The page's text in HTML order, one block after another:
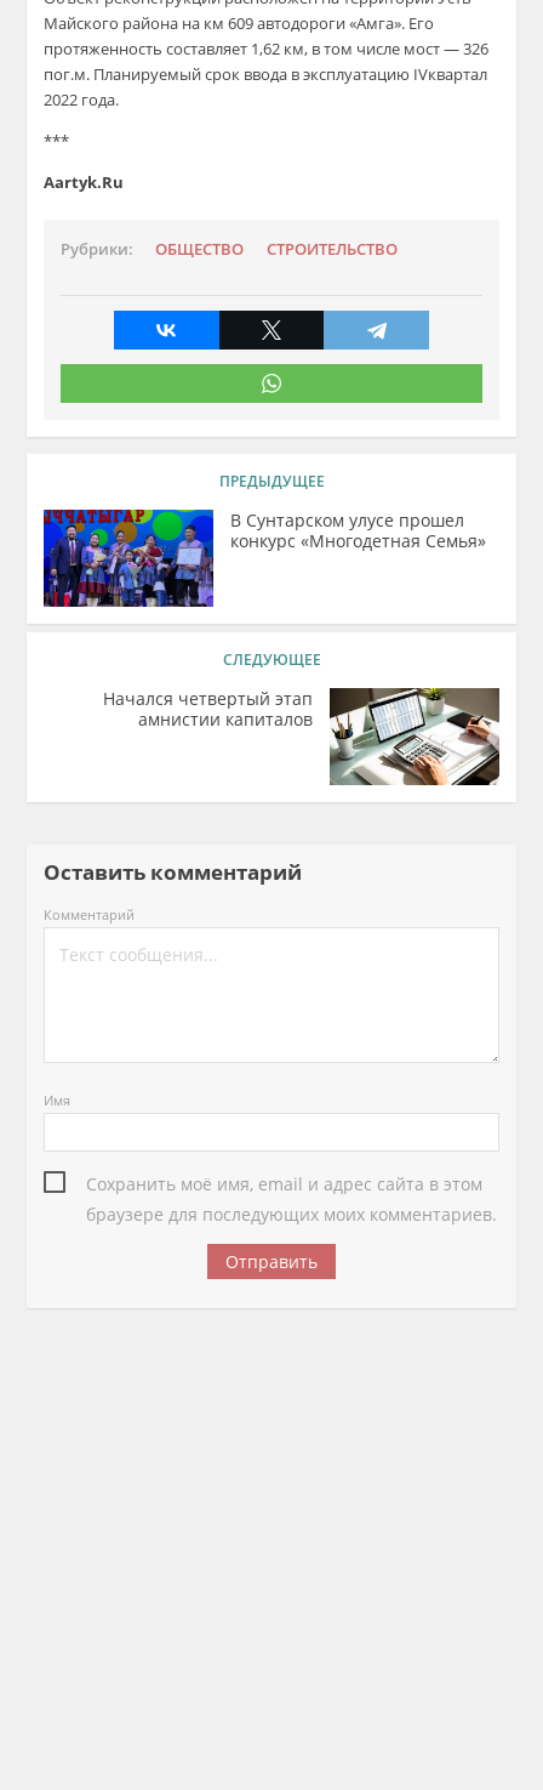
Майского района на км 609 автодороги «Амга». Его
протяженность составляет 1,62 км, в том числе мост — 326
пог.м. Планируемый срок ввода в эксплуатацию IVквартал
2022 года.
***
Aartyk.Ru
Рубрики: ОБЩЕСТВО СТРОИТЕЛЬСТВО
ПРЕДЫДУЩЕЕ
В Сунтарском улусе прошел
конкурс «Многодетная Семья»
СЛЕДУЮЩЕЕ
Начался четвертый этап
амнистии капиталов
Оставить комментарий
Комментарий
Имя
Сохранить моё имя, email и адрес сайта в этом
браузере для последующих моих комментариев.